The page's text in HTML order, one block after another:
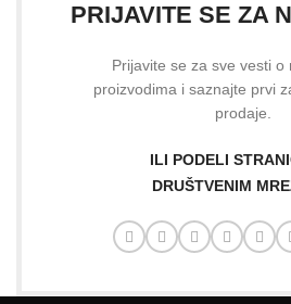
PRIJAVITE SE ZA
Prijavite se za sve vesti o
proizvodima i saznajte prvi
prodaje.
ILI PODELI
DRUŠTVENIM